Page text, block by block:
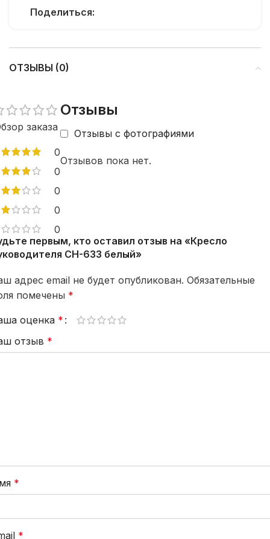
Поделиться:
ОТЗЫВЫ (0)
заказа
0
0
0
0
0
Отзывы
Отзывы с фотографиями
Отзывов пока нет.
первым, кто оставил отзыв на «Кресло
CH-633 белый»
адрес email не будет опубликован. Обязательные
помечены *
оценка *
отзыв *
*
*